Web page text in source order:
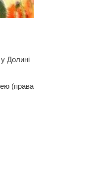
Долині
(права